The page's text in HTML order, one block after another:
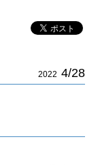
2022 4/28